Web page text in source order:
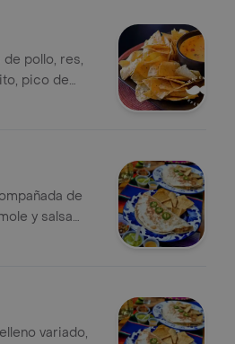
pollo, res,
pico de
cream
de
y salsa
variado,